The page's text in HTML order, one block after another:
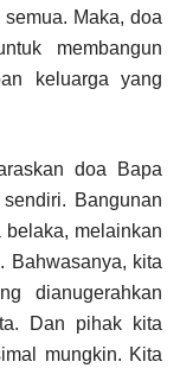
Maka, doa
membangun
keluarga yang
doa Bapa
Bangunan
melainkan
Bahwasanya, kita
dianugerahkan
Dan pihak kita
mungkin. Kita